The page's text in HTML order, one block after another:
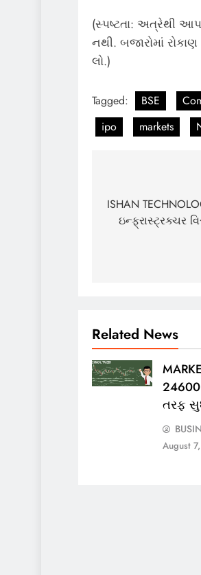
(સ્પષ્ટતા: અત્રેથી
નથી. બજારોમાં
લો.)
Tagged: BSE
ipo
markets
navigation
ISHAN
ઇન્ફ્રાસ્ટ્રક્ચર
Related News
તરફ
August